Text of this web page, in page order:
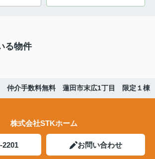
る物件
仲介手数料無料 蓮田市末広1丁目 限定１棟
株式会社STKホーム
2201 お問い合わせ